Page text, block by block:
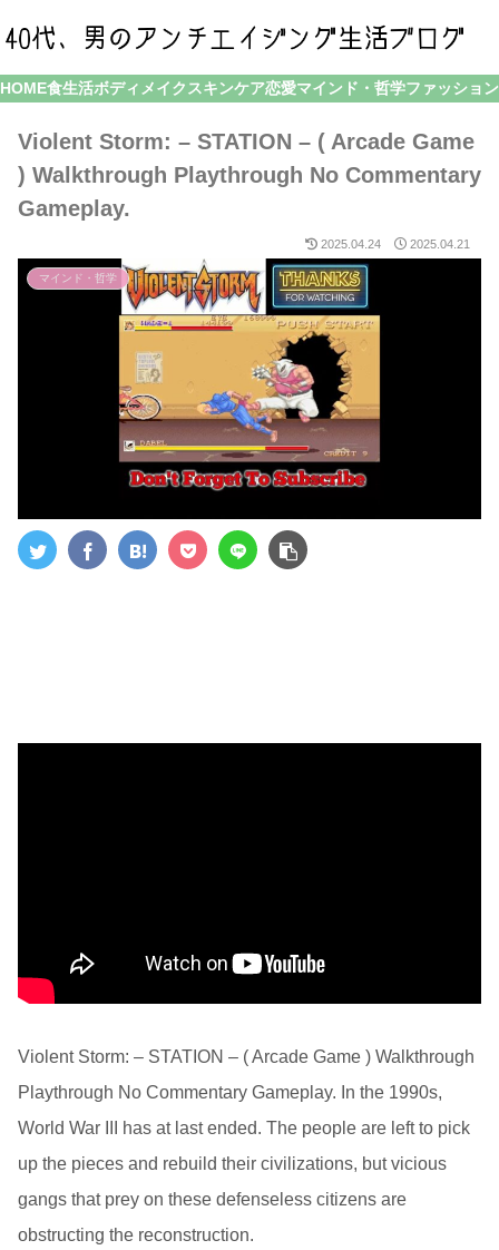
HOME食生活ボディメイク スキンケア恋愛マインド・哲学ファッション
Violent Storm: – STATION – ( Arcade Game
) Walkthrough Playthrough No Commentary
Gameplay.
2025.04.24 2025.04.21
マインド・哲学
Violent Storm: – STATION – ( Arcade Game ) Walkthrough
Playthrough No Commentary Gameplay. In the 1990s,
World War III has at last ended. The people are left to pick
up the pieces and rebuild their civilizations, but vicious
gangs that prey on these defenseless citizens are
obstructing the reconstruction.